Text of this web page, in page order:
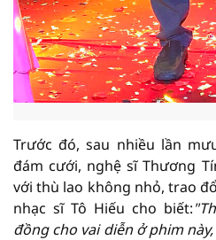
Trước đó, sau nhiều lần
đám cưới, nghệ sĩ Thương
với thù lao không nhỏ, trao
nhạc sĩ Tô Hiếu cho biết:
đồng cho vai diễn ở phim